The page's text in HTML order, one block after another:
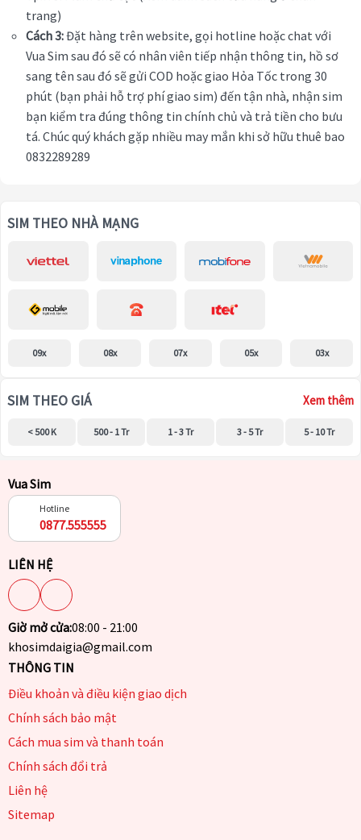
trang)
Cách 3:Đặt hàng trên website, gọi hotline hoặc chat với
Vua Sim sau đó sẽ có nhân viên tiếp nhận thông tin, hồ sơ
sang tên sau đó sẽ gửi COD hoặc giao Hỏa Tốc trong 30
phút (bạn phải hỗ trợ phí giao sim) đến tận nhà, nhận sim
bạn kiểm tra đúng thông tin chính chủ và trả tiền cho bưu
tá. Chúc quý khách gặp nhiều may mắn khi sở hữu thuê bao
0832289289
SIM THEO NHÀ MẠNG
09x 08x 07x 05x 03x
SIM THEO GIÁ Xem thêm
< 500 K 500 - 1 Tr 1 - 3 Tr 3 - 5 Tr 5 - 10 Tr
Vua Sim
Hotline
0877.555555
LIÊN HỆ
Giờ mở cửa:08:00 - 21:00
khosimdaigia@gmail.com
THÔNG TIN
Điều khoản và điều kiện giao dịch
Chính sách bảo mật
Cách mua sim và thanh toán
Chính sách đổi trả
Liên hệ
Sitemap